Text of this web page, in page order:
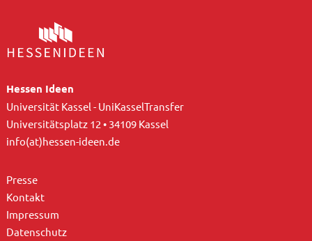
Hessen Ideen
Universität Kassel - UniKasselTransfer
Universitätsplatz 12 • 34109 Kassel
info(at)hessen-ideen.de
Presse
Kontakt
Impressum
Datenschutz